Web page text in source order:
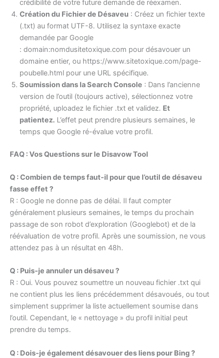
crédibilité de votre future demande de réexamen.
Création du Fichier de Désaveu : Créez un fichier texte
(.txt) au format UTF-8. Utilisez la syntaxe exacte
demandée par Google
: domain:nomdusitetoxique.com pour désavouer un
domaine entier, ou https://www.sitetoxique.com/page-
poubelle.html pour une URL spécifique.
Soumission dans la Search Console : Dans l’ancienne
version de l’outil (toujours active), sélectionnez votre
propriété, uploadez le fichier .txt et validez. Et
patientez. L’effet peut prendre plusieurs semaines, le
temps que Google ré-évalue votre profil.
FAQ : Vos Questions sur le Disavow Tool
Q : Combien de temps faut-il pour que l’outil de désaveu
fasse effet ?
R : Google ne donne pas de délai. Il faut compter
généralement plusieurs semaines, le temps du prochain
passage de son robot d’exploration (Googlebot) et de la
réévaluation de votre profil. Après une soumission, ne vous
attendez pas à un résultat en 48h.
Q : Puis-je annuler un désaveu ?
R : Oui. Vous pouvez soumettre un nouveau fichier .txt qui
ne contient plus les liens précédemment désavoués, ou tout
simplement supprimer la liste actuellement soumise dans
l’outil. Cependant, le « nettoyage » du profil initial peut
prendre du temps.
Q : Dois-je également désavouer des liens pour Bing ?